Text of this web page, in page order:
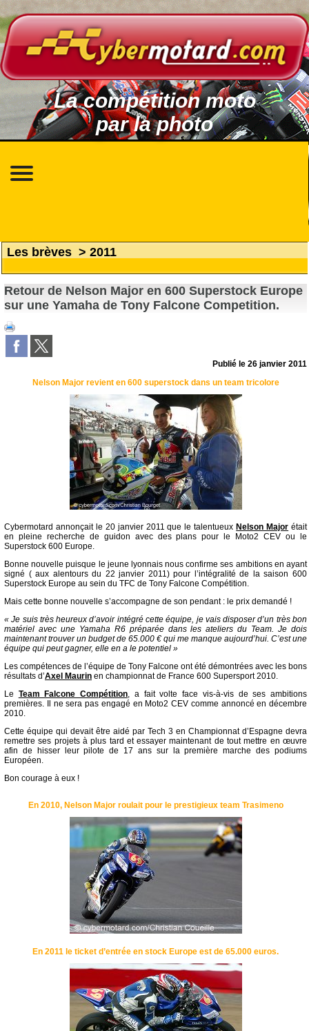
La compétition moto
par la photo
Les brèves > 2011
Retour de Nelson Major en 600 Superstock Europe
sur une Yamaha de Tony Falcone Competition.
Publié le26 janvier 2011
Nelson Major revient en 600 superstock dans un team tricolore
Cybermotard annonçait le 20 janvier 2011 que le talentueux Nelson Major était
en pleine recherche de guidon avec des plans pour le Moto2 CEV ou le
Superstock 600 Europe.
Bonne nouvelle puisque le jeune lyonnais nous confirme ses ambitions en ayant
signé ( aux alentours du 22 janvier 2011) pour l’intégralité de la saison 600
Superstock Europe au sein du TFC de Tony Falcone Compétition.
Mais cette bonne nouvelle s’accompagne de son pendant : le prix demandé !
« Je suis très heureux d’avoir intégré cette équipe, je vais disposer d’un très bon
matériel avec une Yamaha R6 préparée dans les ateliers du Team. Je dois
maintenant trouver un budget de 65.000 € qui me manque aujourd’hui. C’est une
équipe qui peut gagner, elle en a le potentiel »
Les compétences de l’équipe de Tony Falcone ont été démontrées avec les bons
résultats d’Axel Maurin en championnat de France 600 Supersport 2010.
Le Team Falcone Compétition, a fait volte face vis-à-vis de ses ambitions
premières. Il ne sera pas engagé en Moto2 CEV comme annoncé en décembre
2010.
Cette équipe qui devait être aidé par Tech 3 en Championnat d’Espagne devra
remettre ses projets à plus tard et essayer maintenant de tout mettre en œuvre
afin de hisser leur pilote de 17 ans sur la première marche des podiums
Européen.
Bon courage à eux !
En 2010, Nelson Major roulait pour le prestigieux team Trasimeno
En 2011 le ticket d’entrée en stock Europe est de 65.000 euros.